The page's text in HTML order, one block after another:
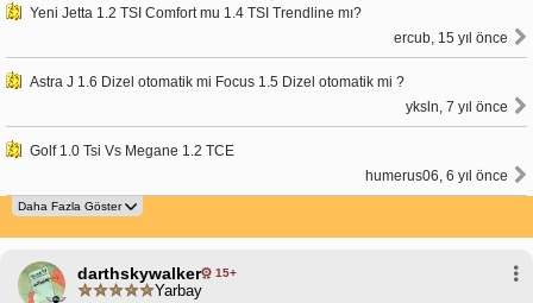
Yeni Jetta 1.2 TSI Comfort mu 1.4 TSI Trendline mı?
ercub, 15 yıl önce
Astra J 1.6 Dizel otomatik mi Focus 1.5 Dizel otomatik mi ?
yksln, 7 yıl önce
Golf 1.0 Tsi Vs Megane 1.2 TCE
humerus06, 6 yıl önce
darthskywalker 15+
Yarbay